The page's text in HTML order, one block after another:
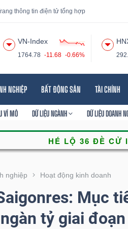
thông tin điện tử tổng hợp
VN-Index
1764.78 -11.68 -0.66%
NGHIỆP BẤT ĐỘNG SẢN TÀI CHÍNH
VĨ MÔ DỮ LIỆU NGÀNH DỮ LIỆU DOANH
nghiệp Hoạt động kinh doanh
Mục
tỷ giai